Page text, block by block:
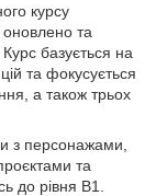
курсу
оновлено та
базується на
та фокусується
а також трьох
з персонажами,
та
до рівня B1.